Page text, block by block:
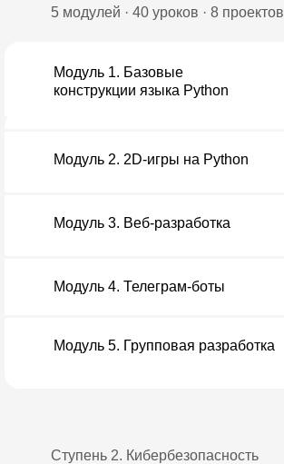
5 модулей · 40 уроков · 8 проектов
Модуль 1. Базовые
конструкции языка Python
Модуль 2. 2D-игры на Python
Модуль 3. Веб-разработка
Модуль 4. Телеграм-боты
Модуль 5. Групповая разработка
Ступень 2. Кибербезопасность